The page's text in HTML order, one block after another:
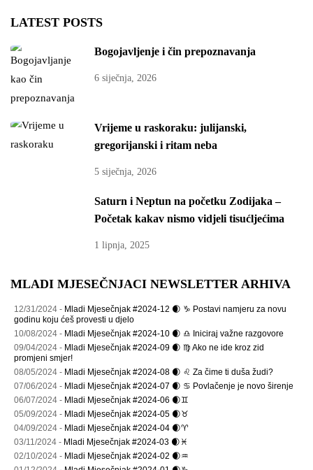
LATEST POSTS
Bogojavljenje i čin prepoznavanja
6 siječnja, 2026
Vrijeme u raskoraku: julijanski,
gregorijanski i ritam neba
5 siječnja, 2026
Saturn i Neptun na početku Zodijaka –
Početak kakav nismo vidjeli tisućljećima
1 lipnja, 2025
MLADI MJESEČNJACI NEWSLETTER ARHIVA
12/31/2024 - Mladi Mjesečnjak #2024-12 🌒 ♑ Postavi namjeru za novu
godinu koju ćeš provesti u djelo
10/08/2024 - Mladi Mjesečnjak #2024-10 🌒 ♎ Iniciraj važne razgovore
09/04/2024 - Mladi Mjesečnjak #2024-09 🌒 ♍ Ako ne ide kroz zid
promjeni smjer!
08/05/2024 - Mladi Mjesečnjak #2024-08 🌒 ♌ Za čime ti duša žudi?
07/06/2024 - Mladi Mjesečnjak #2024-07 🌒 ♋ Povlačenje je novo širenje
06/07/2024 - Mladi Mjesečnjak #2024-06 🌒♊
05/09/2024 - Mladi Mjesečnjak #2024-05 🌒♉
04/09/2024 - Mladi Mjesečnjak #2024-04 🌒♈
03/11/2024 - Mladi Mjesečnjak #2024-03 🌒♓
02/10/2024 - Mladi Mjesečnjak #2024-02 🌒♒